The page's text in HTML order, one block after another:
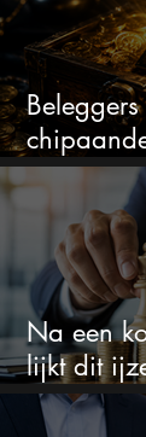
ziet een
Na een
lijkt dit